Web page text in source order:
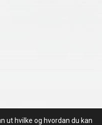
ut hvilke og hvordan du kan